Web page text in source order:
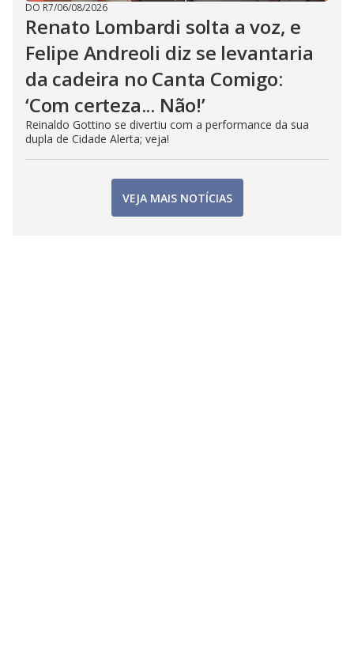
DO R7/06/08/2026
Renato Lombardi solta a voz, e
Felipe Andreoli diz se levantaria
da cadeira no Canta Comigo:
‘Com certeza... Não!’
Reinaldo Gottino se divertiu com a performance da sua
dupla de Cidade Alerta; veja!
VEJA MAIS NOTÍCIAS